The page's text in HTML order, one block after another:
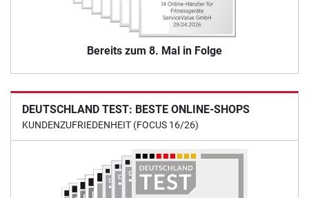
Bereits zum 8. Mal in Folge
DEUTSCHLAND TEST: BESTE ONLINE-SHOPS
KUNDENZUFRIEDENHEIT (FOCUS 16/26)